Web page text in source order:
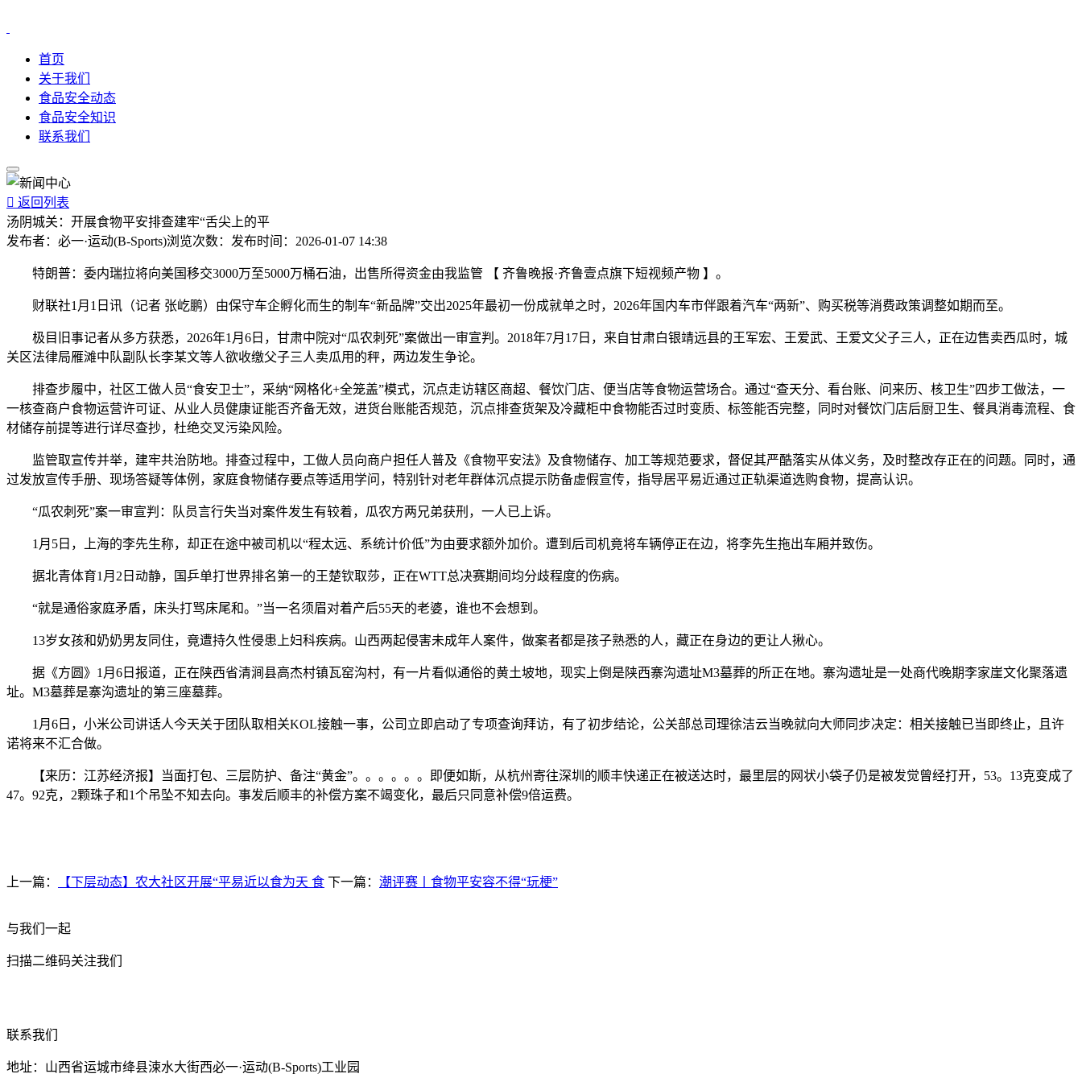
首页
关于我们
食品安全动态
食品安全知识
联系我们
 返回列表
汤阴城关：开展食物平安排查建牢“舌尖上的平
发布者： 必一·运动(B-Sports)浏览次数： 发布时间： 2026-01-07 14:38
特朗普：委内瑞拉将向美国移交3000万至5000万桶石油，出售所得资金由我监管 【 齐鲁晚报·齐鲁壹点旗下短视频产物 】。
财联社1月1日讯（记者 张屹鹏）由保守车企孵化而生的制车“新品牌”交出2025年最初一份成就单之时，2026年国内车市伴跟着汽车“两新”、购买税等消费政策调整如期而至。
极目旧事记者从多方获悉，2026年1月6日，甘肃中院对“瓜农刺死”案做出一审宣判。2018年7月17日，来自甘肃白银靖远县的王军宏、王爱武、王爱文父子三人，正在边售卖西瓜时，城
关区法律局雁滩中队副队长李某文等人欲收缴父子三人卖瓜用的秤，两边发生争论。
排查步履中，社区工做人员“食安卫士”，采纳“网格化+全笼盖”模式，沉点走访辖区商超、餐饮门店、便当店等食物运营场合。通过“查天分、看台账、问来历、核卫生”四步工做法，一
一核查商户食物运营许可证、从业人员健康证能否齐备无效，进货台账能否规范，沉点排查货架及冷藏柜中食物能否过时变质、标签能否完整，同时对餐饮门店后厨卫生、餐具消毒流程、食
材储存前提等进行详尽查抄，杜绝交叉污染风险。
监管取宣传并举，建牢共治防地。排查过程中，工做人员向商户担任人普及《食物平安法》及食物储存、加工等规范要求，督促其严酷落实从体义务，及时整改存正在的问题。同时，通
过发放宣传手册、现场答疑等体例，家庭食物储存要点等适用学问，特别针对老年群体沉点提示防备虚假宣传，指导居平易近通过正轨渠道选购食物，提高认识。
“瓜农刺死”案一审宣判：队员言行失当对案件发生有较着，瓜农方两兄弟获刑，一人已上诉。
1月5日，上海的李先生称，却正在途中被司机以“程太远、系统计价低”为由要求额外加价。遭到后司机竟将车辆停正在边，将李先生拖出车厢并致伤。
据北青体育1月2日动静，国乒单打世界排名第一的王楚钦取莎，正在WTT总决赛期间均分歧程度的伤病。
“就是通俗家庭矛盾，床头打骂床尾和。”当一名须眉对着产后55天的老婆，谁也不会想到。
13岁女孩和奶奶男友同住，竟遭持久性侵患上妇科疾病。山西两起侵害未成年人案件，做案者都是孩子熟悉的人，藏正在身边的更让人揪心。
据《方圆》1月6日报道，正在陕西省清涧县高杰村镇瓦窑沟村，有一片看似通俗的黄土坡地，现实上倒是陕西寨沟遗址M3墓葬的所正在地。寨沟遗址是一处商代晚期李家崖文化聚落遗
址。M3墓葬是寨沟遗址的第三座墓葬。
1月6日，小米公司讲话人今天关于团队取相关KOL接触一事，公司立即启动了专项查询拜访，有了初步结论，公关部总司理徐洁云当晚就向大师同步决定：相关接触已当即终止，且许
诺将来不汇合做。
【来历：江苏经济报】当面打包、三层防护、备注“黄金”。。。。。。即便如斯，从杭州寄往深圳的顺丰快递正在被送达时，最里层的网状小袋子仍是被发觉曾经打开，53。13克变成了
47。92克，2颗珠子和1个吊坠不知去向。事发后顺丰的补偿方案不竭变化，最后只同意补偿9倍运费。
上一篇： 【下层动态】农大社区开展“平易近以食为天 食 下一篇： 潮评赛丨食物平安容不得“玩梗”
与我们一起
扫描二维码关注我们
联系我们
地址：山西省运城市绛县涑水大街西必一·运动(B-Sports)工业园